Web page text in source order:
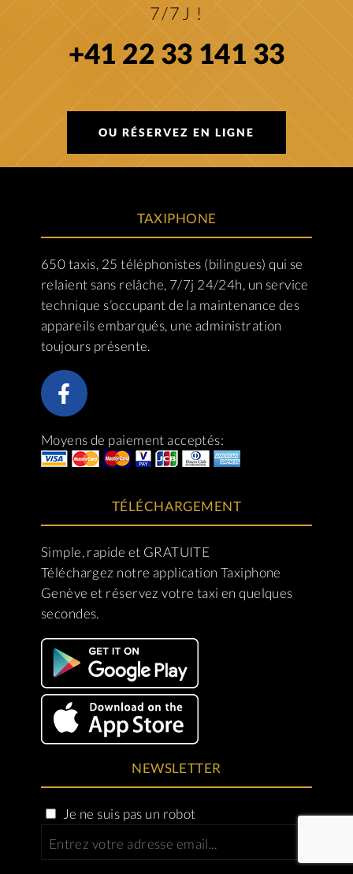
7/7J !
+41 22 33 141 33
OU RÉSERVEZ EN LIGNE
TAXIPHONE
650 taxis, 25 téléphonistes (bilingues) qui se
relaient sans relâche, 7/7j 24/24h, un service
technique s’occupant de la maintenance des
appareils embarqués, une administration
toujours présente.
Moyens de paiement acceptés:
TÉLÉCHARGEMENT
Simple, rapide et GRATUITE
Téléchargez notre application Taxiphone
Genève et réservez votre taxi en quelques
secondes.
NEWSLETTER
Je ne suis pas un robot